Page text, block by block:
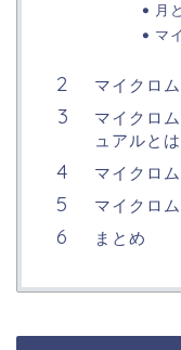
月
マ
マイクロ
マイクロ
ュアルとは
マイクロ
マイクロ
まとめ